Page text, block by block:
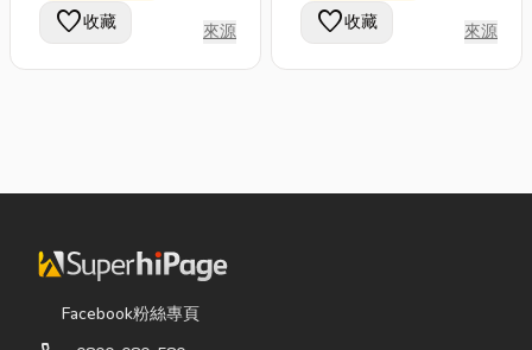
favorite收藏 來源 favorite收藏 來源
Facebook粉絲專頁